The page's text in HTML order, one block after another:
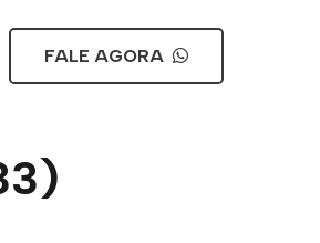
FALE AGORA